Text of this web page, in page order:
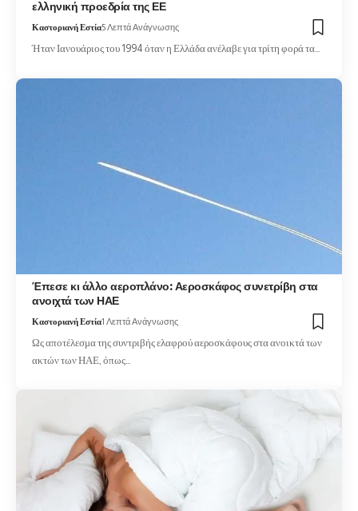
ελληνική προεδρία της ΕΕ
Καστοριανή Εστία5 Λεπτά Ανάγνωσης
Ήταν Ιανουάριος του 1994 όταν η Ελλάδα ανέλαβε για τρίτη φορά τα…
Έπεσε κι άλλο αεροπλάνο: Αεροσκάφος συνετρίβη στα
ανοιχτά των ΗΑΕ
Καστοριανή Εστία1 Λεπτά Ανάγνωσης
Ως αποτέλεσμα της συντριβής ελαφρού αεροσκάφους στα ανοικτά των
ακτών των ΗΑΕ, όπως…